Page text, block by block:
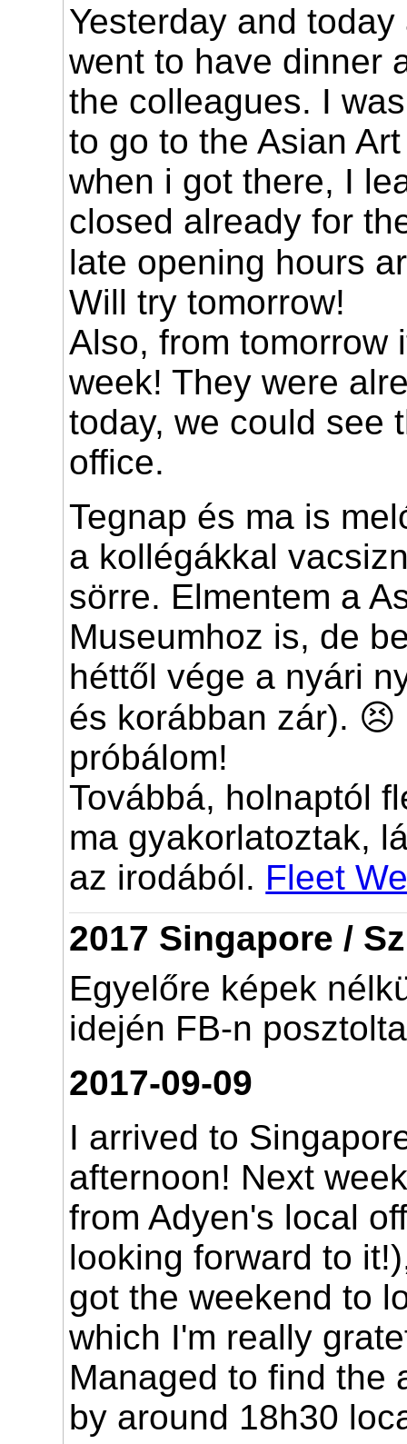
Yesterday and
went to have dinner
the colleagues. I
to go to the Asian
when i got there, I
closed already for
late opening hours
Will try tomorrow!
Also, from tomorrow
week! They were
today, we could see
office.
Tegnap és ma is
a kollégákkal
sörre. Elmentem a
Museumhoz is, de
héttől vége a nyári
és korábban zár).
próbálom!
Továbbá, holnaptól
ma gyakorlatoztak,
az irodából. Fleet
2017 Singapore /
Egyelőre képek
idején FB-n
2017-09-09
I arrived to
afternoon! Next
from Adyen's local
looking forward to
got the weekend to
which I'm really
Managed to find the
by around 18h30